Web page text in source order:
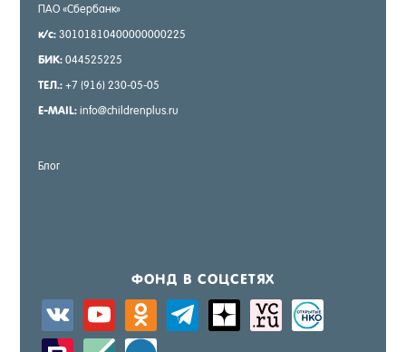
ПАО «Сбер­банк»
к/с: 30101810400000000225
БИК: 044525225
ТЕЛ.: +7 (916) 230-05-05
E-MAIL: info@childrenplus.ru
Блог
ФОНД В СОЦ­СЕ­ТЯХ
vkontakteyoutube odnoklassnikitelegramzen-
sitemap activity